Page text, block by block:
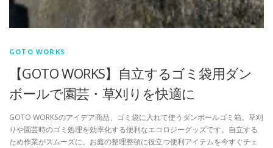
GOTO WORKS
【GOTO WORKS】自立するゴミ袋用ダン
ボールで園芸・草刈りを快適に
GOTO WORKSのアイデア商品、ゴミ袋に入れて使うダンボールゴミ箱。草刈
りや園芸時のゴミ処理を効率化する便利なエコロジーグッズです。自立する
ため作業がスムーズに。お庭の整理整頓に役立つ便利アイテムを今すぐチェ